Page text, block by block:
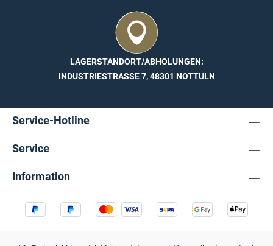
LAGERSTANDORT/ABHOLUNGEN:
INDUSTRIESTRASSE 7, 48301 NOTTULN
Service-Hotline
Service
Information